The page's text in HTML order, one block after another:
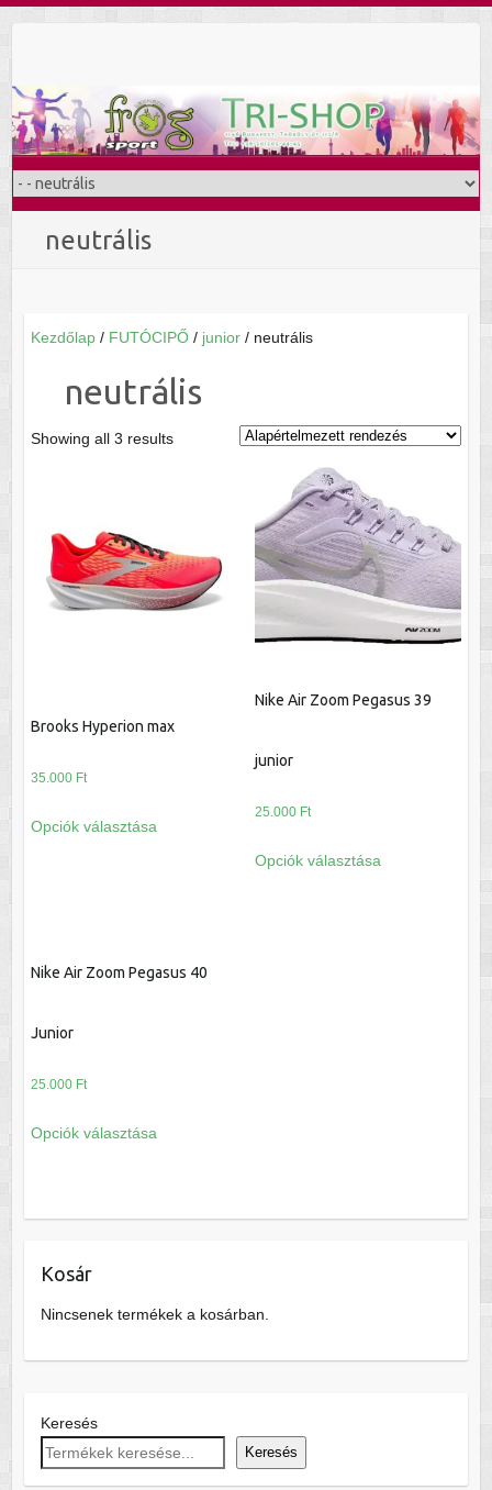
neutrális
Kezdőlap/ FUTÓCIPŐ/ junior/ neutrális
neutrális
Showing all 3 results
Brooks Hyperion max
35.000 Ft
Opciók választása
a
A
Nike Air Zoom Pegasus 39
junior
25.000 Ft
Opciók választása
a
Nike Air Zoom Pegasus 40
Junior
25.000 Ft
Opciók választása
a
variációja
Kosár
Nincsenek termékek a kosárban.
Keresés
Keresés